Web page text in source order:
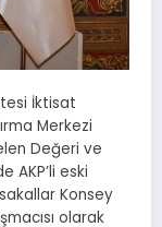
İktisat
Merkezi
Değeri ve
AKP’li eski
Konsey
olarak